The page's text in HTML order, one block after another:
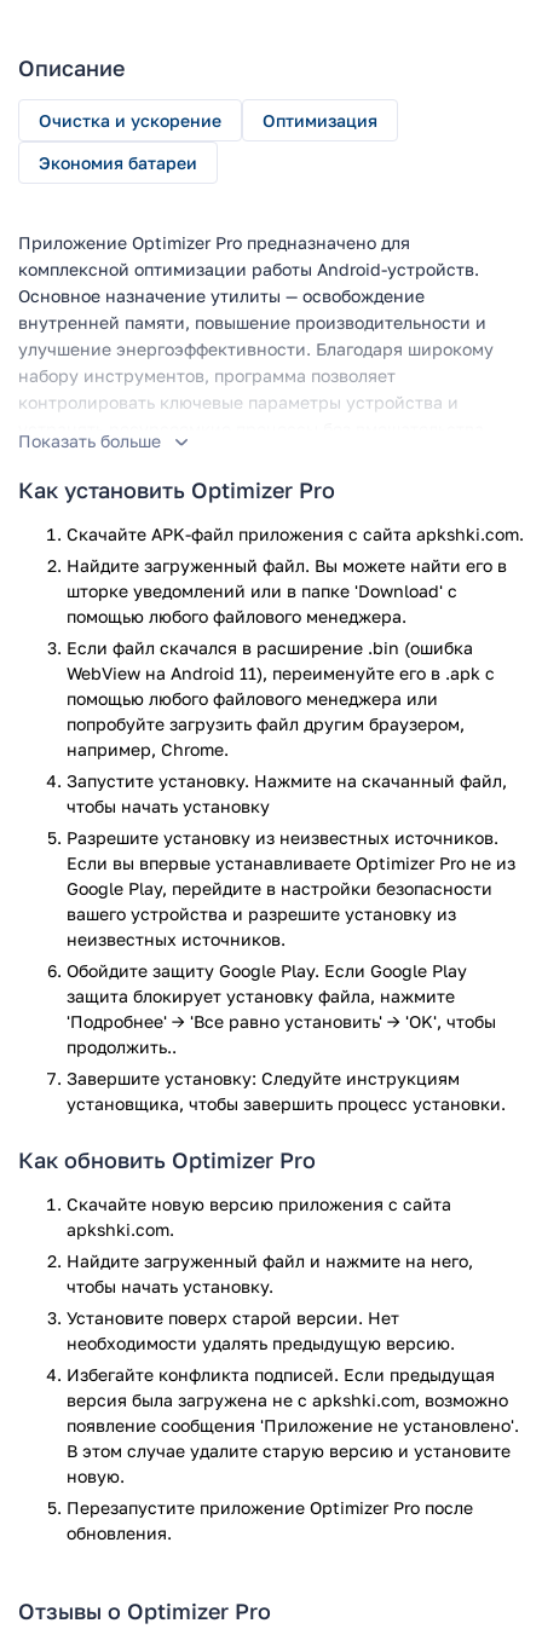
Описание
Очистка и ускорение Оптимизация
Экономия батареи
Приложение Optimizer Pro предназначено для
комплексной оптимизации работы Android-устройств.
Основное назначение утилиты — освобождение
внутренней памяти, повышение производительности и
улучшение энергоэффективности. Благодаря широкому
набору инструментов, программа позволяет
контролировать ключевые параметры устройства и
Функционал
Одним из основных инструментов Optimizer Pro является
модуль очистки системы. Он позволяет удалять временные
и ненужные файлы, включая кэш, остаточные данные
приложений, содержимое папки загрузок и историю
браузеров. Также поддерживается автоматическое
определение и удаление неиспользуемых или устаревших
данных, в том числе из популярных мессенджеров и
соцсетей.
Встроенный менеджер памяти предоставляет возможность
завершения фоновых процессов, освобождая ресурсы для
более требовательных задач. Это особенно полезно для
смартфонов с ограниченным объемом оперативной
памяти.
Модуль контроля батареи позволяет выявить приложения,
активно потребляющие заряд, и завершить их работу.
Также предусмотрены рекомендации по увеличению
времени автономной работы. Разработчики заявляют о
возможном продлении работы устройства до 10 дней,
однако на практике этот показатель зависит от режима
эксплуатации.
процессора и других компонентов, предлагая закрыть
приложения, вызывающие чрезмерную нагрузку. Это
помогает снизить риск перегрева устройства при
длительном использовании.
Дополнительно реализован механизм контроля доступа
приложений к чувствительным данным. Пользователь
может отслеживать, какие приложения используют
микрофон, камеру, геолокацию и другие разрешения, а
также получать уведомления о подозрительной
активности.
Optimizer Pro — это универсальный инструмент для
базовой оптимизации Android-устройств. Он упрощает
обслуживание системы, помогает освободить память,
улучшает управление энергопотреблением и обеспечивает
Несмотря на некоторые ограничения, приложение
Показать больше
Как установить Optimizer Pro
Скачайте APK-файл приложения с сайта apkshki.com.
Найдите загруженный файл. Вы можете найти его в
шторке уведомлений или в папке 'Download' с
помощью любого файлового менеджера.
Если файл скачался в расширение .bin (ошибка
WebView на Android 11), переименуйте его в .apk с
помощью любого файлового менеджера или
попробуйте загрузить файл другим браузером,
например, Chrome.
Запустите установку. Нажмите на скачанный файл,
чтобы начать установку
Разрешите установку из неизвестных источников.
Если вы впервые устанавливаете Optimizer Pro не из
Google Play, перейдите в настройки безопасности
вашего устройства и разрешите установку из
неизвестных источников.
Обойдите защиту Google Play. Если Google Play
защита блокирует установку файла, нажмите
'Подробнее' → 'Все равно установить' → 'OK', чтобы
продолжить..
Завершите установку: Следуйте инструкциям
установщика, чтобы завершить процесс установки.
Как обновить Optimizer Pro
Скачайте новую версию приложения с сайта
apkshki.com.
Найдите загруженный файл и нажмите на него,
чтобы начать установку.
Установите поверх старой версии. Нет
необходимости удалять предыдущую версию.
Избегайте конфликта подписей. Если предыдущая
версия была загружена не с apkshki.com, возможно
появление сообщения 'Приложение не установлено'.
В этом случае удалите старую версию и установите
новую.
Перезапустите приложениe Optimizer Pro после
обновления.
Отзывы о Optimizer Pro